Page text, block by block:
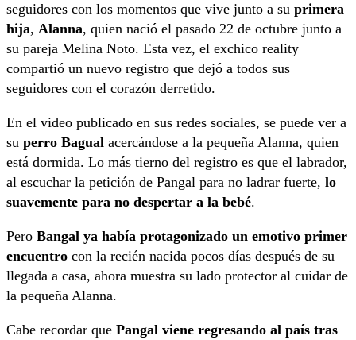
seguidores con los momentos que vive junto a su primera
hija, Alanna, quien nació el pasado 22 de octubre junto a
su pareja Melina Noto. Esta vez, el exchico reality
compartió un nuevo registro que dejó a todos sus
seguidores con el corazón derretido.
En el video publicado en sus redes sociales, se puede ver a
su perro Bagual acercándose a la pequeña Alanna, quien
está dormida. Lo más tierno del registro es que el labrador,
al escuchar la petición de Pangal para no ladrar fuerte, lo
suavemente para no despertar a la bebé.
Pero Bangal ya había protagonizado un emotivo primer
encuentro con la recién nacida pocos días después de su
llegada a casa, ahora muestra su lado protector al cuidar de
la pequeña Alanna.
Cabe recordar que Pangal viene regresando al país tras